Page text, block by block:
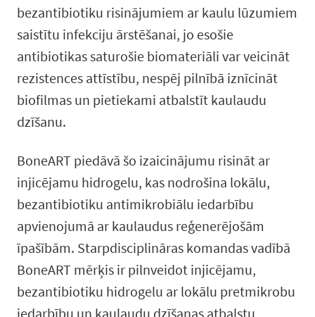
bezantibiotiku risinājumiem ar kaulu lūzumiem
saistītu infekciju ārstēšanai, jo esošie
antibiotikas saturošie biomateriāli var veicināt
rezistences attīstību, nespēj pilnībā iznīcināt
biofilmas un pietiekami atbalstīt kaulaudu
dzīšanu.
BoneART piedāvā šo izaicinājumu risināt ar
injicējamu hidrogelu, kas nodrošina lokālu,
bezantibiotiku antimikrobiālu iedarbību
apvienojumā ar kaulaudus reģenerējošām
īpašībām. Starpdisciplināras komandas vadībā
BoneART mērķis ir pilnveidot injicējamu,
bezantibiotiku hidrogelu ar lokālu pretmikrobu
iedarbību un kaulaudu dzīšanas atbalstu,